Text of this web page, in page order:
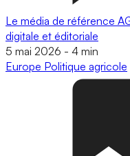
Le média de référence
digitale et éditoriale
5 mai 2026 - 4 min
Europe Politique agricole